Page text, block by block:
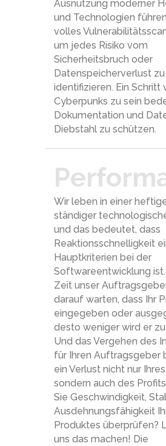
Ausnutzung moderner
und Technologien
volles
um jedes Risiko vom
Sicherheitsbruch oder
Datenspeicherverlust zu
identifizieren. Ein Schritt
Cyberpunks zu sein
Dokumentation und
Diebstahl zu schützen.
Wir leben in einer
ständiger
und das bedeutet, dass
Reaktionsschnelligkeit
Hauptkriterien bei der
Softwareentwicklung
Zeit unser
darauf warten, dass Ihr
eingegeben oder
desto weniger wird er
Und das Vergehen des
für Ihren Auftragsgeber
ein Verlust nicht nur
sondern auch des
Sie Geschwindigkeit,
Ausdehnungsfähigkeit
Produktes überprüfen?
uns das machen! Die